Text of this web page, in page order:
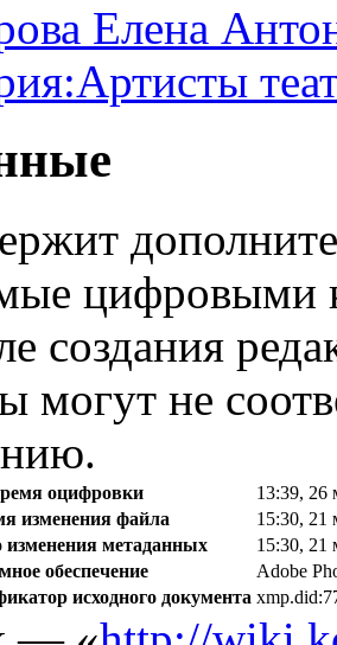
Елена
цифровыми
создания
могут не
оцифровки
13:39, 26
изменения файла
15:30, 21
изменения метаданных
15:30, 21
обеспечение
Adobe
исходного документа